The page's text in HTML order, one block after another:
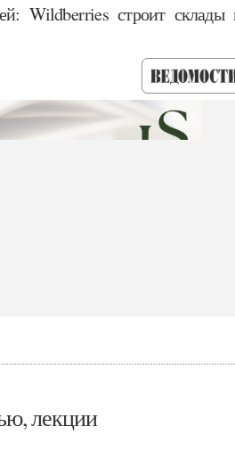
Wildberries строит склады
лекции